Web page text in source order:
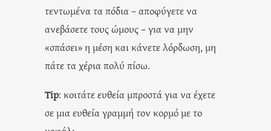
τεντωμένα τα πόδια – αποφύγετε να
ανεβάσετε τους ώμους – για να μην
«σπάσει» η μέση και κάνετε λόρδωση, μη
πάτε τα χέρια πολύ πίσω.
Tip: κοιτάτε ευθεία μπροστά για να έχετε
σε μια ευθεία γραμμή τον κορμό με το